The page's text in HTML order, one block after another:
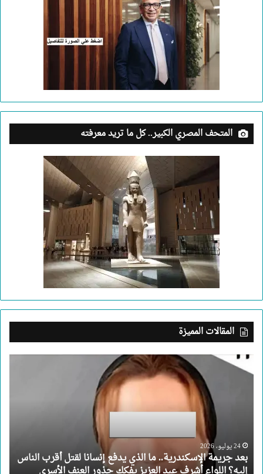
المتحف المصري الكبير.. كل ما تريد معرفته
المقالات المميزة
بعد
جريمة
لقتل
أقرب
الناس
24 يوليو، 2026
بعد جريمة الإسكندرية.. ما الذي يدفع إنسانا لقتل أقرب الناس